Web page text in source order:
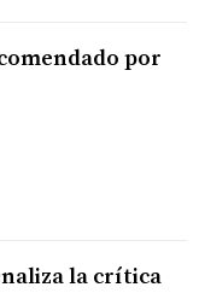
por
la crítica